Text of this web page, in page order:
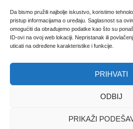
Da bismo pružili najbolje iskustvo, koristimo
pristup informacijama o uređaju. Saglasnost sa
omogućiti da obrađujemo podatke kao što su
ID-ovi na ovoj web lokaciji. Nepristanak ili
uticati na određene karakteristike i funkcije.
PRIHVATI
ODBIJ
PRIKAŽI